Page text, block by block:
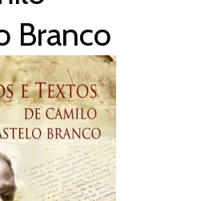
Branco